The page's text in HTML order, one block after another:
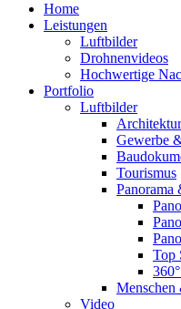
Home
Leistungen
Luftbilder
Drohnenvideos
Hochwertige
Portfolio
Luftbilder
Gewerbe
Tourismus
Panorama
Top
Menschen
Video